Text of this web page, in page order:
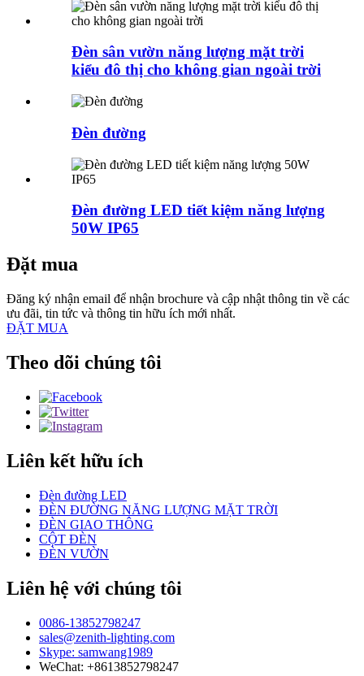
Đèn sân vườn năng lượng mặt trời
kiểu đô thị cho không gian ngoài trời
Đèn đường
Đèn đường LED tiết kiệm năng lượng
50W IP65
Đặt mua
Đăng ký nhận email để nhận brochure và cập nhật thông tin về các
ưu đãi, tin tức và thông tin hữu ích mới nhất.
ĐẶT MUA
Theo dõi chúng tôi
Liên kết hữu ích
Đèn đường LED
ĐÈN ĐƯỜNG NĂNG LƯỢNG MẶT TRỜI
ĐÈN GIAO THÔNG
CỘT ĐÈN
ĐÈN VƯỜN
Liên hệ với chúng tôi
0086-13852798247
sales@zenith-lighting.com
Skype: samwang1989
WeChat: +8613852798247